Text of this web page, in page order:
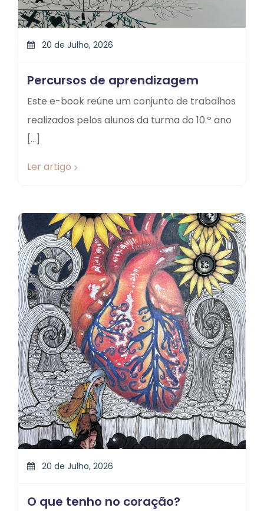
20 de Julho, 2026
Percursos de aprendizagem
Este e-book reúne um conjunto de trabalhos
realizados pelos alunos da turma do 10.º ano
[…]
Ler artigo
20 de Julho, 2026
O que tenho no coração?